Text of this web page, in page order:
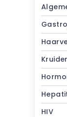
HIV